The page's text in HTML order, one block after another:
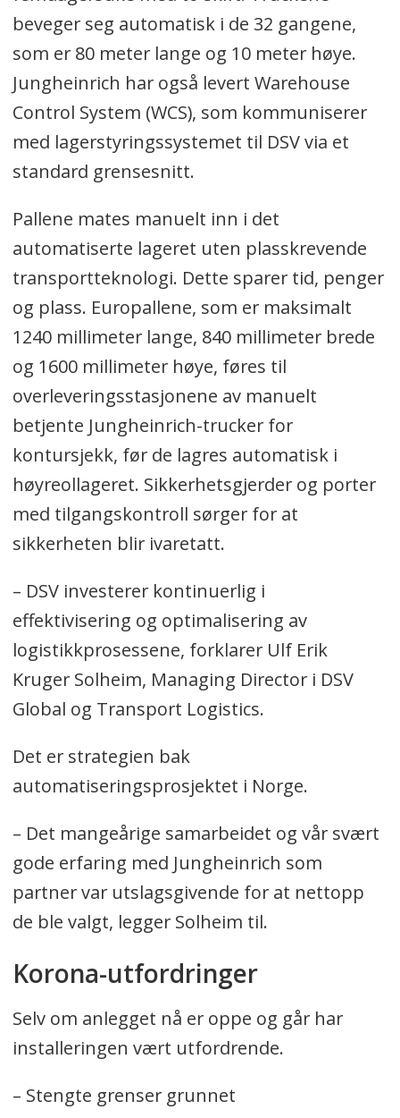
beveger seg automatisk i de 32 gangene,
som er 80 meter lange og 10 meter høye.
Jungheinrich har også levert Warehouse
Control System (WCS), som kommuniserer
med lagerstyringssystemet til DSV via et
standard grensesnitt.
Pallene mates manuelt inn i det
automatiserte lageret uten plasskrevende
transportteknologi. Dette sparer tid, penger
og plass. Europallene, som er maksimalt
1240 millimeter lange, 840 millimeter brede
og 1600 millimeter høye, føres til
overleveringsstasjonene av manuelt
betjente Jungheinrich-trucker for
kontursjekk, før de lagres automatisk i
høyreollageret. Sikkerhetsgjerder og porter
med tilgangskontroll sørger for at
sikkerheten blir ivaretatt.
– DSV investerer kontinuerlig i
effektivisering og optimalisering av
logistikkprosessene, forklarer Ulf Erik
Kruger Solheim, Managing Director i DSV
Global og Transport Logistics.
Det er strategien bak
automatiseringsprosjektet i Norge.
– Det mangeårige samarbeidet og vår svært
gode erfaring med Jungheinrich som
partner var utslagsgivende for at nettopp
de ble valgt, legger Solheim til.
Korona-utfordringer
Selv om anlegget nå er oppe og går har
installeringen vært utfordrende.
– Stengte grenser grunnet